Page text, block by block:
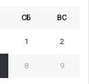
СБ ВС
1 2
8 9